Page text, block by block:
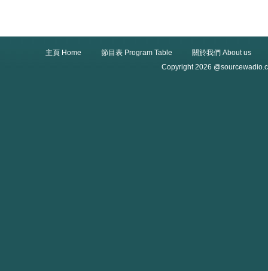
主頁 Home 節目表 Program Table
關於我們 About us
Copyright 2026